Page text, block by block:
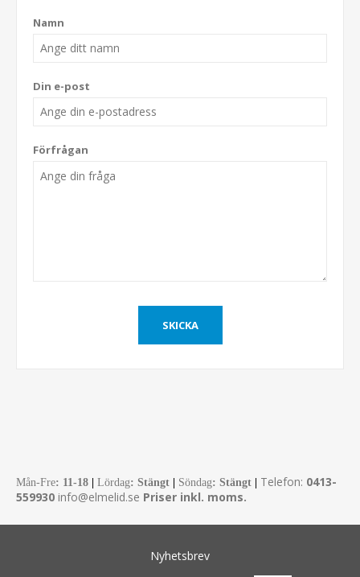
Namn
Din e-post
Förfrågan
Mån-Fre: 11-18 Lördag: Stängt Söndag: Stängt Telefon: 0413-
559930 info@elmelid.se Priser inkl. moms.
Nyhetsbrev